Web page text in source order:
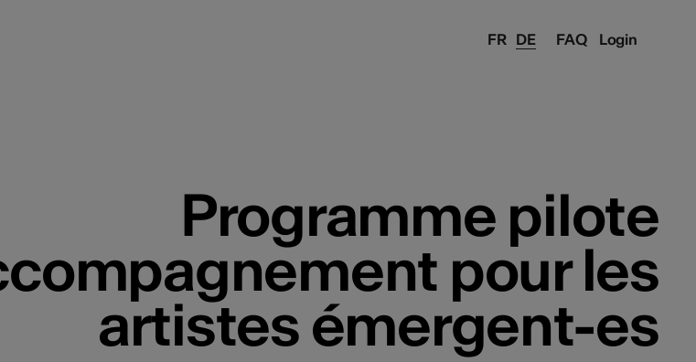
FAQ Login
FR DE
Programme pilote
pour les
artistes émergent-es